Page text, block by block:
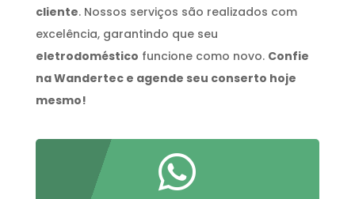
cliente. Nossos serviços são realizados com
excelência, garantindo que seu
eletrodoméstico funcione como novo. Confie
na Wandertec e agende seu conserto hoje
mesmo!
